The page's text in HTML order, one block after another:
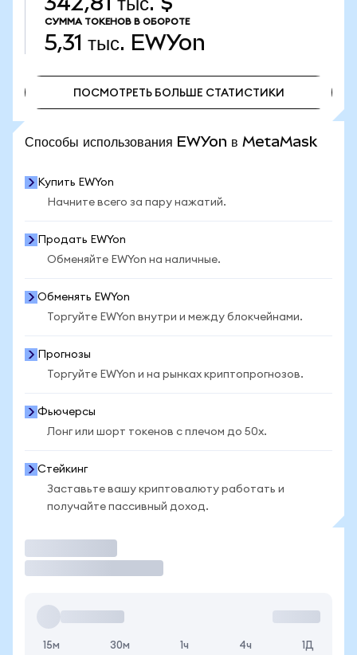
СУММА ТОКЕНОВ В ОБОРОТЕ
5,31 тыс. EWYon
ПОСМОТРЕТЬ БОЛЬШЕ СТАТИСТИКИ
Способы использования EWYon в MetaMask
Купить EWYon
Начните всего за пару нажатий.
Продать EWYon
Обменяйте EWYon на наличные.
Обменять EWYon
Торгуйте EWYon внутри и между блокчейнами.
Прогнозы
Торгуйте EWYon и на рынках криптопрогнозов.
Фьючерсы
Лонг или шорт токенов с плечом до 50x.
Стейкинг
Заставьте вашу криптовалюту работать и
получайте пассивный доход.
15м 30м 1ч 4ч 1Д